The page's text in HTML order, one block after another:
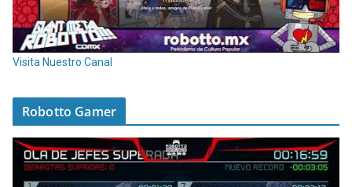
Visita Nuestro Canal
Robotto Gamer